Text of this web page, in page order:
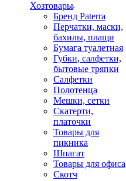
Хозтовары
Бренд Paterra
Перчатки, маски,
бахилы, плащи
Бумага туалетная
Губки, салфетки,
бытовые тряпки
Салфетки
Полотенца
Мешки, сетки
Скатерти,
платочки
Товары для
пикника
Шпагат
Товары для офиса
Скотч